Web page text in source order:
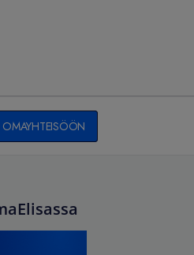
OMAYHTEISÖÖN